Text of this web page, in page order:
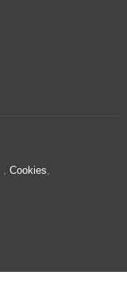
, Cookies,